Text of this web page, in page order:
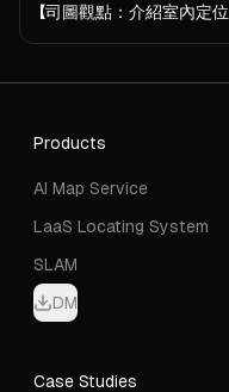
【司圖觀點：介紹室內定
Products
AI Map Service
LaaS Locating System
SLAM
DM
Case Studies